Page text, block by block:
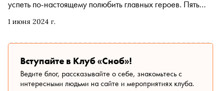
1 июня 2024 г.
успеть по-настоящему полюбить главных героев. Пять
сервиса « Литрес »
Вступайте в Клуб «Сноб»!
Ведите блог, рассказывайте о себе, знакомьтесь с
интересными людьми на сайте и мероприятиях клуба.